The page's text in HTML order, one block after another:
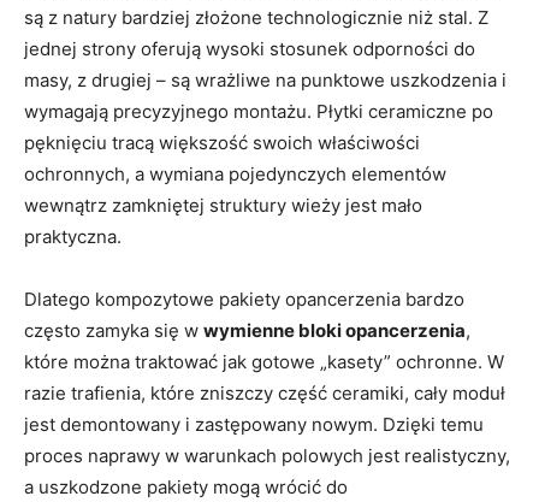
są z natury bardziej złożone technologicznie niż stal. Z
jednej strony oferują wysoki stosunek odporności do
masy, z drugiej – są wrażliwe na punktowe uszkodzenia i
wymagają precyzyjnego montażu. Płytki ceramiczne po
pęknięciu tracą większość swoich właściwości
ochronnych, a wymiana pojedynczych elementów
wewnątrz zamkniętej struktury wieży jest mało
praktyczna.
Dlatego kompozytowe pakiety opancerzenia bardzo
często zamyka się w wymienne bloki opancerzenia,
które można traktować jak gotowe „kasety” ochronne. W
razie trafienia, które zniszczy część ceramiki, cały moduł
jest demontowany i zastępowany nowym. Dzięki temu
proces naprawy w warunkach polowych jest realistyczny,
a uszkodzone pakiety mogą wrócić do